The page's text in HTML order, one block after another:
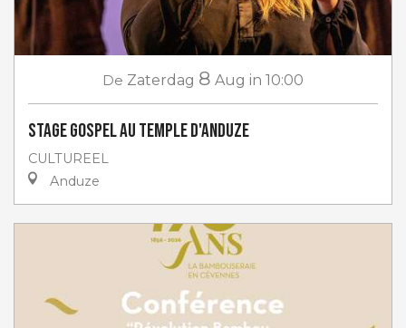
De Zaterdag 8 Aug in 10:00
Stage gospel au Temple d'Anduze
CULTUREEL
Anduze